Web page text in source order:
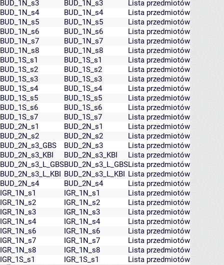
BUD_1N_s3
BUD_1N_s3
Lista przedmiotów
BUD_1N_s4
BUD_1N_s4
Lista przedmiotów
BUD_1N_s5
BUD_1N_s5
Lista przedmiotów
BUD_1N_s6
BUD_1N_s6
Lista przedmiotów
BUD_1N_s7
BUD_1N_s7
Lista przedmiotów
BUD_1N_s8
BUD_1N_s8
Lista przedmiotów
BUD_1S_s1
BUD_1S_s1
Lista przedmiotów
BUD_1S_s2
BUD_1S_s2
Lista przedmiotów
BUD_1S_s3
BUD_1S_s3
Lista przedmiotów
BUD_1S_s4
BUD_1S_s4
Lista przedmiotów
BUD_1S_s5
BUD_1S_s5
Lista przedmiotów
BUD_1S_s6
BUD_1S_s6
Lista przedmiotów
BUD_1S_s7
BUD_1S_s7
Lista przedmiotów
BUD_2N_s1
BUD_2N_s1
Lista przedmiotów
BUD_2N_s2
BUD_2N_s2
Lista przedmiotów
BUD_2N_s3_GBS
BUD_2N_s3
Lista przedmiotów
BUD_2N_s3_KBI
BUD_2N_s3_KBI
Lista przedmiotów
BUD_2N_s3_L_GBSBUD_2N_s3_L_GBSLista przedmiotów
BUD_2N_s3_L_KBI BUD_2N_s3_L_KBI Lista przedmiotów
BUD_2N_s4
BUD_2N_s4
Lista przedmiotów
IGR_1N_s1
IGR_1N_s1
Lista przedmiotów
IGR_1N_s2
IGR_1N_s2
Lista przedmiotów
IGR_1N_s3
IGR_1N_s3
Lista przedmiotów
IGR_1N_s4
IGR_1N_s4
Lista przedmiotów
IGR_1N_s6
IGR_1N_s6
Lista przedmiotów
IGR_1N_s7
IGR_1N_s7
Lista przedmiotów
IGR_1N_s8
IGR_1N_s8
Lista przedmiotów
IGR_1S_s1
IGR_1S_s1 Lista przedmiotów